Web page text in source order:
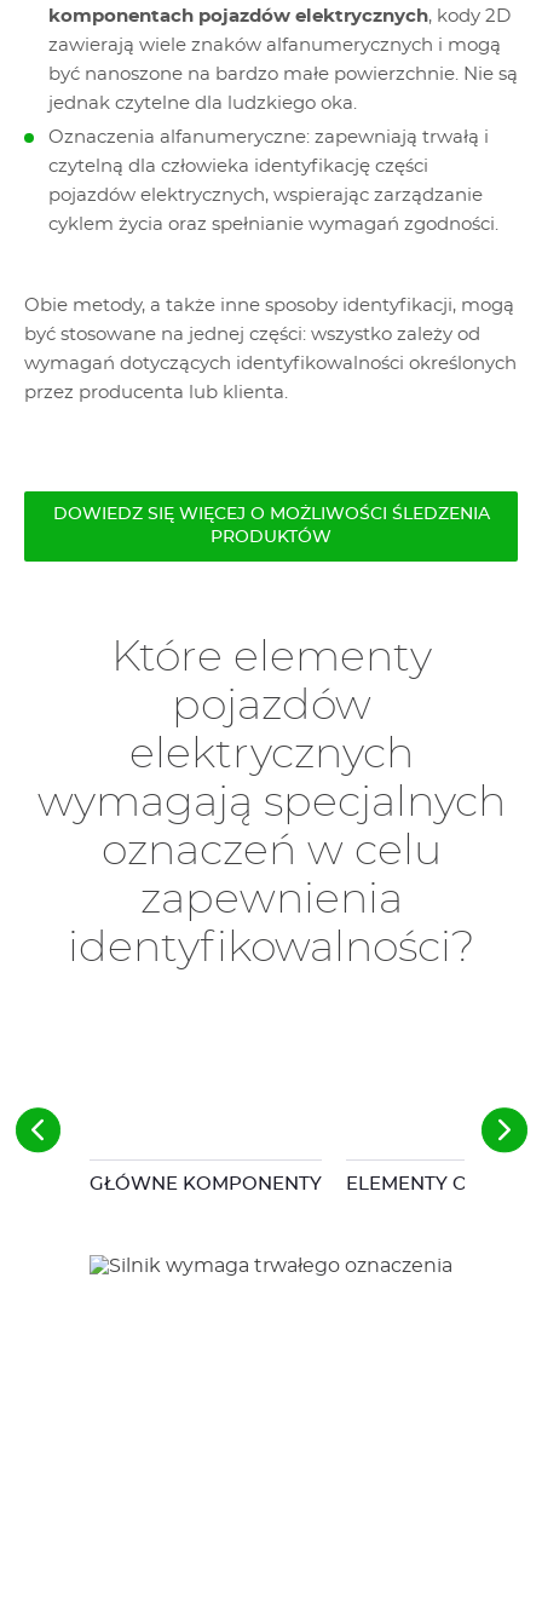
komponentach pojazdów elektrycznych, kody 2D
zawierają wiele znaków alfanumerycznych i mogą
być nanoszone na bardzo małe powierzchnie. Nie są
jednak czytelne dla ludzkiego oka.
Oznaczenia alfanumeryczne: zapewniają trwałą i
czytelną dla człowieka identyfikację części
pojazdów elektrycznych, wspierając zarządzanie
cyklem życia oraz spełnianie wymagań zgodności.
Obie metody, a także inne sposoby identyfikacji, mogą
być stosowane na jednej części: wszystko zależy od
wymagań dotyczących identyfikowalności określonych
przez producenta lub klienta.
DOWIEDZ SIĘ WIĘCEJ O MOŻLIWOŚCI ŚLEDZENIA
PRODUKTÓW
Które elementy
pojazdów
elektrycznych
wymagają specjalnych
oznaczeń w celu
zapewnienia
identyfikowalności?
GŁÓWNE KOMPONENTY ELEMENTY